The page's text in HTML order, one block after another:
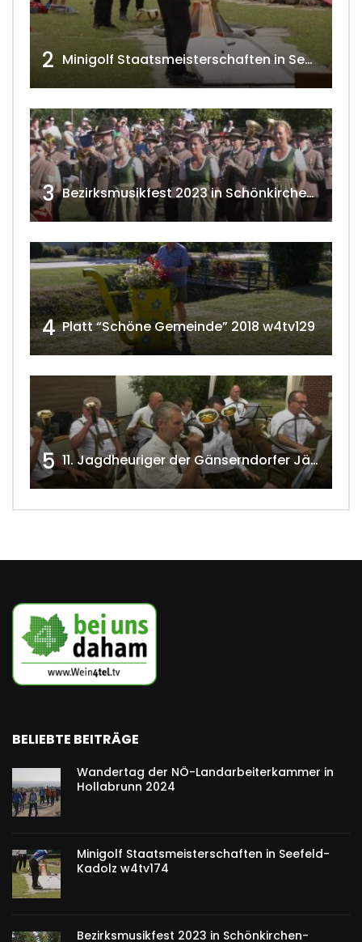
2 Minigolf Staatsmeisterschaften in Seefeld-Kadolz w4tv174
3 Bezirksmusikfest 2023 in Schönkirchen-Reyersdorf
4 Platt “Schöne Gemeinde” 2018 w4tv129
5 11. Jagdheuriger der Gänserndorfer Jäger 2020 w4tv166
BELIEBTE BEITRÄGE
Wandertag der NÖ-Landarbeiterkammer in
Hollabrunn 2024
Minigolf Staatsmeisterschaften in Seefeld-
Kadolz w4tv174
Bezirksmusikfest 2023 in Schönkirchen-